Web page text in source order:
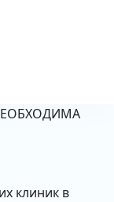
клиник в